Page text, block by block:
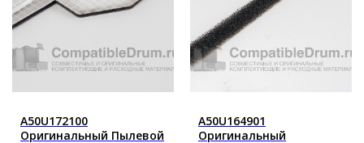
A50U172100
Оригинальный Пылевой
A50U164901
Оригинальный